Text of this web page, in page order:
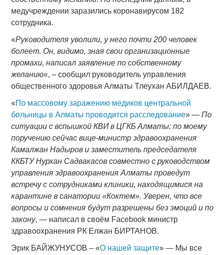
медучреждении заразились коронавирусом 182
сотрудника.
«Руководителя уволили, у него почти 200 человек
болеет. Он, видимо, зная свои организационные
промахи, написал заявление по собственному
желанию«, – сообщил руководитель управления
общественного здоровья Алматы Тлеухан АБИЛДАЕВ.
«По массовому заражению медиков центральной
больницы в Алматы проводится расследование» — По
ситуации с вспышкой КВИ в ЦГКБ Алматы: по моему
поручению сейчас вице-министр здравоохранения
Камалжан Надыров и заместитель председателя
ККБТУ Нурхан Садвакасов совместно с руководством
управления здравоохранения Алматы проведут
встречу с сотрудниками клиники, находящимися на
карантине в санатории «Коктем». Уверен, что все
вопросы и сомнения будут разрешены без эмоций и по
закону, — написал в своём Facebook министр
здравоохранения РК Елжан БИРТАНОВ.
Эрик БАЙЖУНУСОВ – «О нашей защите» — Мы все